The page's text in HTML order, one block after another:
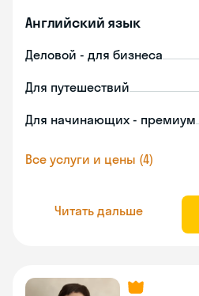
Английский язык
Деловой - для бизнеса
Для путешествий
Для начинающих - премиум
Все услуги и цены (4)
Читать дальше